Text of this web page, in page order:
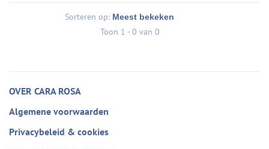
Sorteren op:
Toon 1 - 0 van 0
OVER CARA ROSA
Algemene voorwaarden
Privacybeleid & cookies